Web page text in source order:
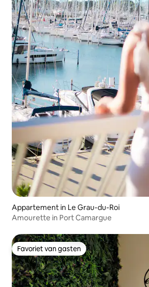
Appartement in Le Grau-du-Roi
Amourette in Port Camargue
Favoriet van gasten
Favoriet van gasten